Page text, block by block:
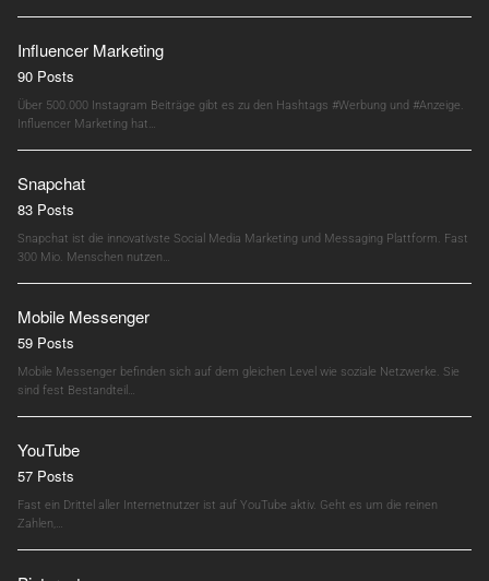
Influencer Marketing
90 Posts
Über 500.000 Instagram Beiträge gibt es zu den Hashtags #Werbung und #Anzeige.
Influencer Marketing hat…
Snapchat
83 Posts
Snapchat ist die innovativste Social Media Marketing und Messaging Plattform. Fast
300 Mio. Menschen nutzen…
Mobile Messenger
59 Posts
Mobile Messenger befinden sich auf dem gleichen Level wie soziale Netzwerke. Sie
sind fest Bestandteil…
YouTube
57 Posts
Fast ein Drittel aller Internetnutzer ist auf YouTube aktiv. Geht es um die reinen
Zahlen,…